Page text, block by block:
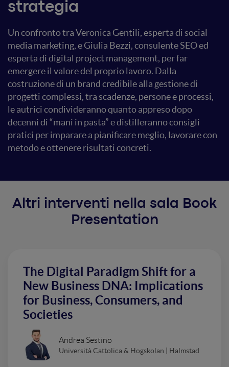
strategia
Un confronto tra Veronica Gentili, esperta di social
media marketing, e Giulia Bezzi, consulente SEO ed
esperta di digital project management, per far
emergere il valore del proprio lavoro. Dalla
costruzione di un brand credibile alla gestione di
progetti complessi, tra scadenze, persone e processi,
le autrici condivideranno quanto appreso dopo
decenni di “mani in pasta” e distilleranno consigli
pratici per imparare a pianificare meglio, lavorare con
metodo e ottenere risultati concreti.
Altri interventi nella sala Book
Presentation
The Digital Paradigm Shift for a
New Business DNA: Implications
for Business, Consumers, and
Societies
Andrea Sestino
Università Cattolica & Hogskolan | Halmstad